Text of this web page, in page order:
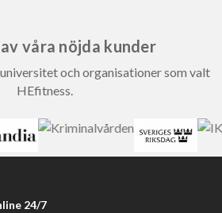
våra nöjda kunder
och organisationer som valt
HEfitness.
24/7